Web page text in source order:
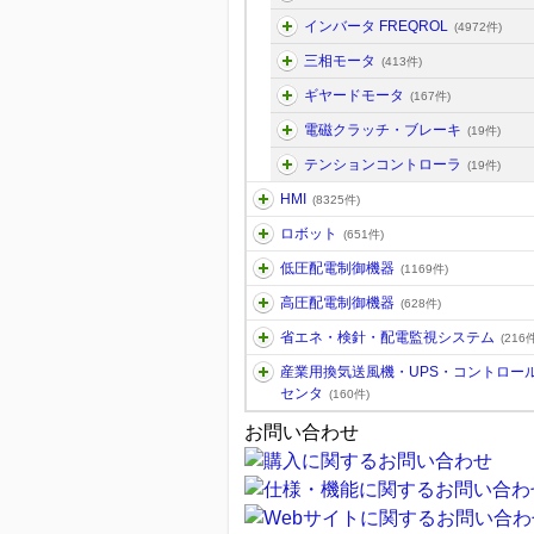
インバータ FREQROL (4972件)
三相モータ (413件)
ギヤードモータ (167件)
電磁クラッチ・ブレーキ (19件)
テンションコントローラ (19件)
HMI (8325件)
ロボット (651件)
低圧配電制御機器 (1169件)
高圧配電制御機器 (628件)
省エネ・検針・配電監視システム (216
産業用換気送風機・UPS・コントロー
センタ
(160件)
お問い合わせ